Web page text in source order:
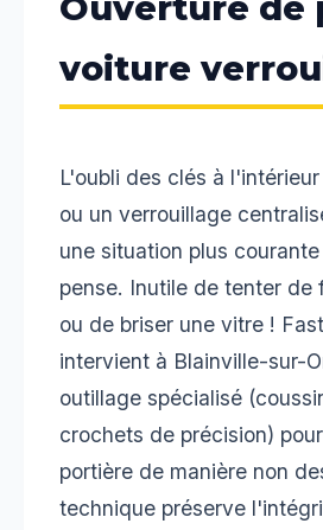
voiture
L'oubli des clés à
ou un verrouillage
une situation plus
pense. Inutile de tenter de
ou de briser une vitre !
intervient à Blainville-sur-
outillage spécialisé
crochets de précision)
portière de manière non
technique préserve